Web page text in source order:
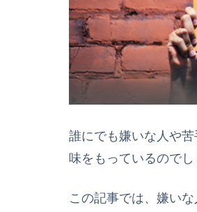
誰にでも嫌いな人や
味をもっているので
この記事では、嫌い